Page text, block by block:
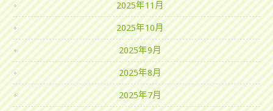
2025年11月
2025年10月
2025年9月
2025年8月
2025年7月